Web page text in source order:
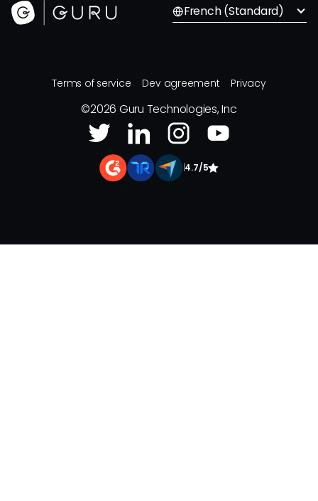
French (Standard)
Terms of service Dev agreement Privacy
©2026 Guru Technologies, Inc
4.7/5